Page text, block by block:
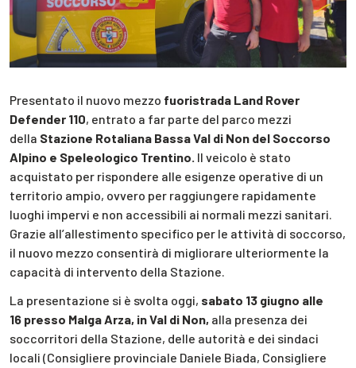
Presentato il nuovo mezzo fuoristrada Land Rover
Defender 110, entrato a far parte del parco mezzi
della Stazione Rotaliana Bassa Val di Non del Soccorso
Alpino e Speleologico Trentino. Il veicolo è stato
acquistato per rispondere alle esigenze operative di un
territorio ampio, ovvero per raggiungere rapidamente
luoghi impervi e non accessibili ai normali mezzi sanitari.
Grazie all’allestimento specifico per le attività di soccorso,
il nuovo mezzo consentirà di migliorare ulteriormente la
capacità di intervento della Stazione.
La presentazione si è svolta oggi, sabato 13 giugno alle
16 presso Malga Arza, in Val di Non, alla presenza dei
soccorritori della Stazione, delle autorità e dei sindaci
locali (Consigliere provinciale Daniele Biada, Consigliere